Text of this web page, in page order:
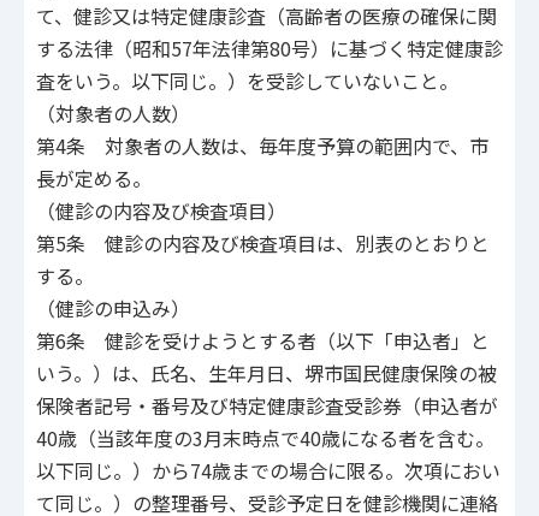
て、健診又は特定健康診査（高齢者の医療の確保に関
する法律（昭和57年法律第80号）に基づく特定健康診
査をいう。以下同じ。）を受診していないこと。
（対象者の人数）
第4条 対象者の人数は、毎年度予算の範囲内で、市
長が定める。
（健診の内容及び検査項目）
第5条 健診の内容及び検査項目は、別表のとおりと
する。
（健診の申込み）
第6条 健診を受けようとする者（以下「申込者」と
いう。）は、氏名、生年月日、堺市国民健康保険の被
保険者記号・番号及び特定健康診査受診券（申込者が
40歳（当該年度の3月末時点で40歳になる者を含む。
以下同じ。）から74歳までの場合に限る。次項におい
て同じ。）の整理番号、受診予定日を健診機関に連絡